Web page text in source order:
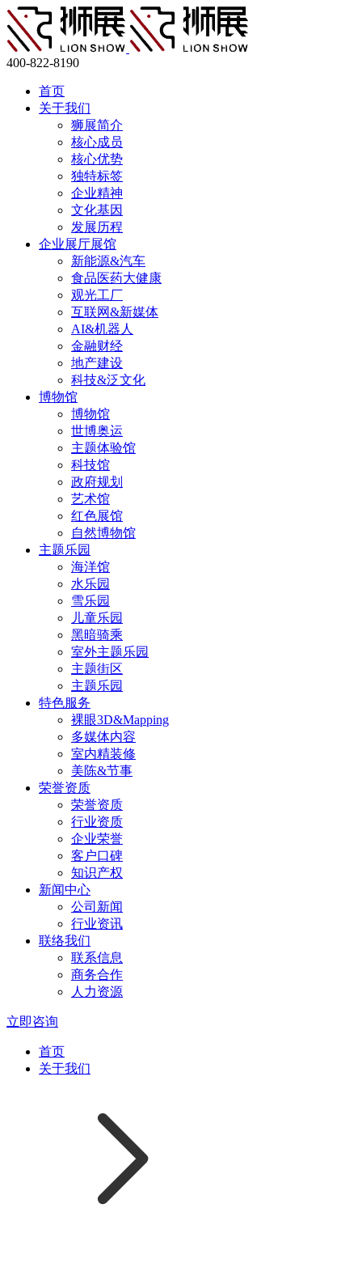
400-822-8190
首页
关于我们
狮展简介
核心成员
核心优势
独特标签
企业精神
文化基因
发展历程
企业展厅展馆
新能源&汽车
食品医药大健康
观光工厂
互联网&新媒体
AI&机器人
金融财经
地产建设
科技&泛文化
博物馆
博物馆
世博奥运
主题体验馆
科技馆
政府规划
艺术馆
红色展馆
自然博物馆
主题乐园
海洋馆
水乐园
雪乐园
儿童乐园
黑暗骑乘
室外主题乐园
主题街区
主题乐园
特色服务
裸眼3D&Mapping
多媒体内容
室内精装修
美陈&节事
荣誉资质
荣誉资质
行业资质
企业荣誉
客户口碑
知识产权
新闻中心
公司新闻
行业资讯
联络我们
联系信息
商务合作
人力资源
立即咨询
首页
关于我们